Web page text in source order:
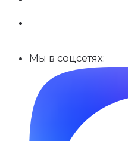
Мы в соцсетях: